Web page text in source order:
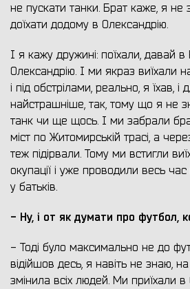
не пускати танки. Брат каже, я не
доїхати додому в Олександрію.
І я кажу дружині: поїхали, давай в
Олександрію. І ми якраз виїхали
і під обстрілами, реально, я їхав,
найстрашніше, так, тому що я не
танк чи ще щось. І ми забрали
міст по Житомирській трасі, а
теж підірвали. Тому ми встигли
окупації і уже проводили весь час
у батьків.
- Ну, і от як думати про футбол,
- Тоді було максимально не до
відійшов десь, я навіть не знаю,
змінила всіх людей. Ми приїхали в